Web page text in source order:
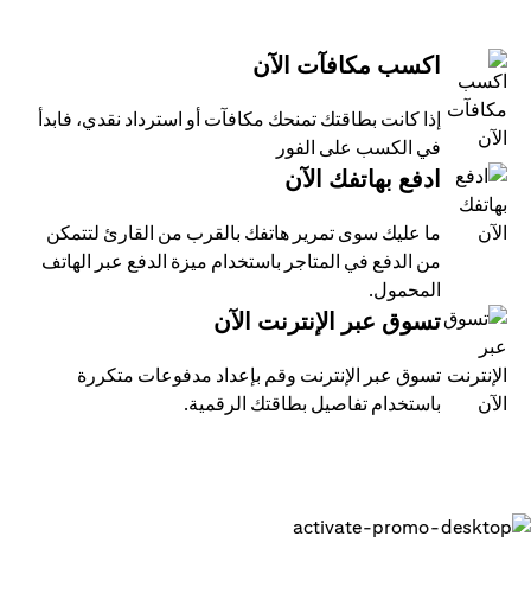
اكسب مكافآت الآن
إذا كانت بطاقتك تمنحك مكافآت أو استرداد نقدي، فابدأ
في الكسب على الفور
ادفع بهاتفك الآن
ما عليك سوى تمرير هاتفك بالقرب من القارئ لتتمكن
من الدفع في المتاجر باستخدام ميزة الدفع عبر الهاتف
المحمول.
تسوق عبر الإنترنت الآن
تسوق عبر الإنترنت وقم بإعداد مدفوعات متكررة
باستخدام تفاصيل بطاقتك الرقمية.